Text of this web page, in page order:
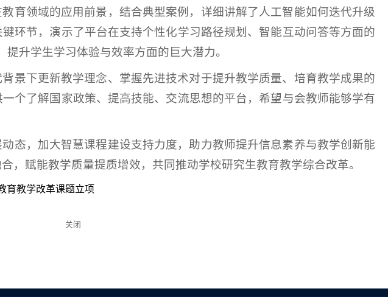
育领域的应用前景，结合典型案例，详细讲解了人工智能如何迭代升级
环节，演示了平台在支持个性化学习路径规划、智能互动问答等方面的
升学生学习体验与效率方面的巨大潜力。
景下更新教学理念、掌握先进技术对于提升教学质量、培育教学成果的
个了解国家政策、提高技能、交流思想的平台，希望与会教师能够学有
态，加大智慧课程建设支持力度，助力教师提升信息素养与教学创新能
，赋能教学质量提质增效，共同推动学校研究生教育教学综合改革。
育教学改革课题立项
关闭